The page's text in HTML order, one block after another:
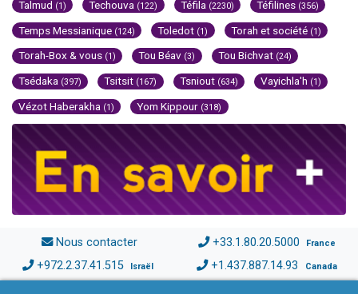
Talmud (1) Techouva (122) Téfila (2230) Téfilines (356)
Temps Messianique (124) Toledot (1) Torah et société (1)
Torah-Box & vous (1) Tou Béav (3) Tou Bichvat (24)
Tsédaka (397) Tsitsit (167) Tsniout (634) Vayichla'h (1)
Vézot Haberakha (1) Yom Kippour (318)
Nous contacter +33.1.80.20.5000 France
+972.2.37.41.515 Israël +1.437.887.14.93 Canada